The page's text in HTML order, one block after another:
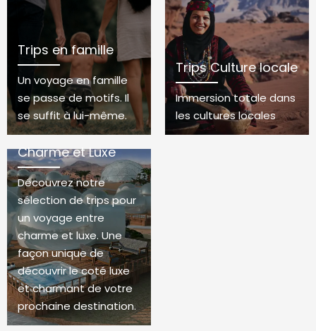
Trips en famille
Un voyage en famille
se passe de motifs. Il
se suffit à lui-même.
Trips Culture locale
Immersion totale dans
les cultures locales
Charme et Luxe
Découvrez notre
sélection de trips pour
un voyage entre
charme et luxe. Une
façon unique de
découvrir le coté luxe
et charmant de votre
prochaine destination.